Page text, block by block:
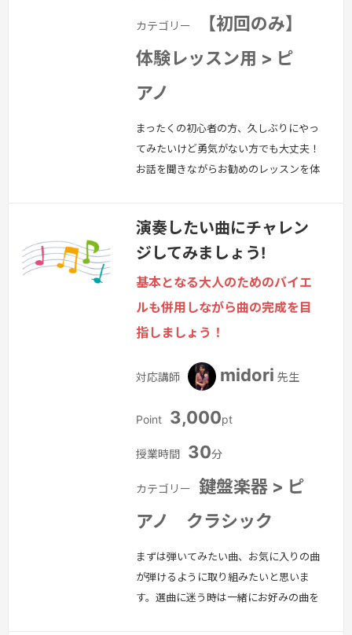
カテゴリー
【初回のみ】
体験レッスン用 > ピ
アノ
まったくの初心者の方、久しぶりにやっ
てみたいけど勇気がない方でも大丈夫！
お話を聞きながらお勧めのレッスンを体
してみましょう。その他、今こういうこ
とにつまずいているんだけど、どうすれ
イントアドバイスができればと思いま
す。続きを見る »
演奏したい曲にチャレン
ジしてみましょう!
基本となる大人のためのバイエ
ルも併用しながら曲の完成を目
指しましょう！
対応講師 midori 先生
Point 3,000pt
授業時間 30分
カテゴリー
鍵盤楽器 > ピ
アノ クラシック
まずは弾いてみたい曲、お気に入りの曲
が弾けるように取り組みたいと思いま
す。選曲に迷う時は一緒にお好みの曲を